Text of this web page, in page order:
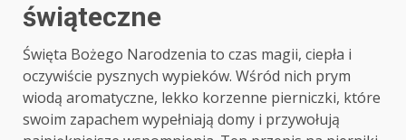
świąteczne
Święta Bożego Narodzenia to czas magii, ciepła i
oczywiście pysznych wypieków. Wśród nich prym
wiodą aromatyczne, lekko korzenne pierniczki, które
swoim zapachem wypełniają domy i przywołują